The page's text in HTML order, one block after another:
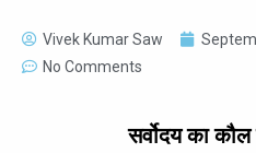
Vivek Kumar Saw
No Comments
सर्वोदय का